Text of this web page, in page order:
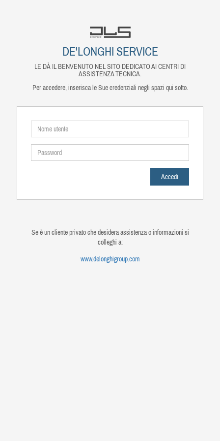
DE'LONGHI SERVICE
LE DÀ IL BENVENUTO NEL SITO DEDICATO AI CENTRI DI
ASSISTENZA TECNICA.
Per accedere, inserisca le Sue credenziali negli spazi qui sotto.
Se è un cliente privato che desidera assistenza o informazioni si
colleghi a:
www.delonghigroup.com